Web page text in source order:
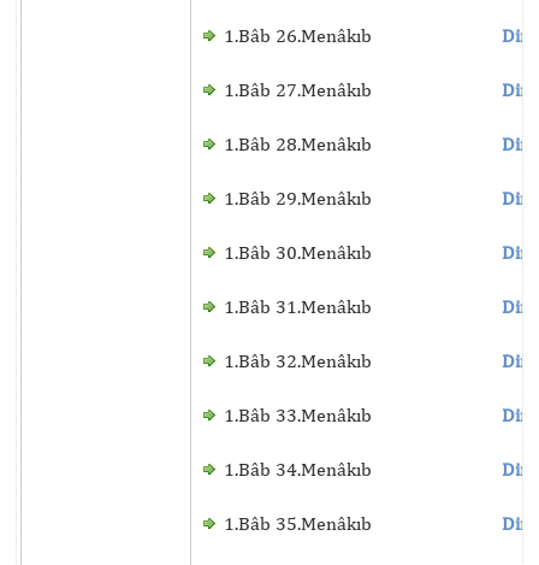
1.Bâb 26.Menâkıb
1.Bâb 27.Menâkıb
1.Bâb 28.Menâkıb
1.Bâb 29.Menâkıb
1.Bâb 30.Menâkıb
1.Bâb 31.Menâkıb
1.Bâb 32.Menâkıb
1.Bâb 33.Menâkıb
1.Bâb 34.Menâkıb
1.Bâb 35.Menâkıb